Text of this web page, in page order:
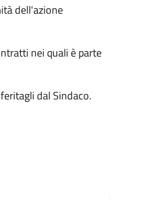
dell'azione
nei quali è parte
dal Sindaco.